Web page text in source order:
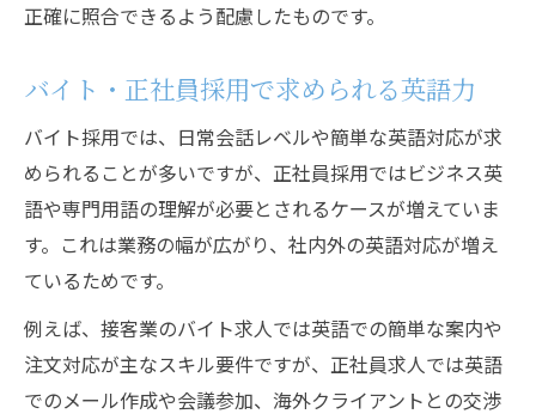
正確に照合できるよう配慮したものです。
バイト・正社員採用で求められる英語力
バイト採用では、日常会話レベルや簡単な英語対応が求
められることが多いですが、正社員採用ではビジネス英
語や専門用語の理解が必要とされるケースが増えていま
す。これは業務の幅が広がり、社内外の英語対応が増え
ているためです。
例えば、接客業のバイト求人では英語での簡単な案内や
注文対応が主なスキル要件ですが、正社員求人では英語
でのメール作成や会議参加、海外クライアントとの交渉